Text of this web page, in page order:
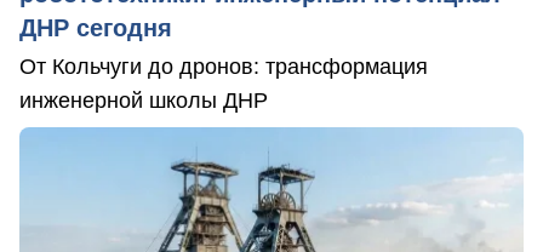
ДНР сегодня
От Кольчуги до дронов: трансформация
инженерной школы ДНР